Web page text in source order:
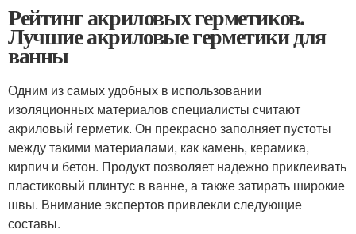
Рейтинг акриловых герметиков.
Лучшие акриловые герметики для
ванны
Одним из самых удобных в использовании
изоляционных материалов специалисты считают
акриловый герметик. Он прекрасно заполняет пустоты
между такими материалами, как камень, керамика,
кирпич и бетон. Продукт позволяет надежно приклеивать
пластиковый плинтус в ванне, а также затирать широкие
швы. Внимание экспертов привлекли следующие
составы.